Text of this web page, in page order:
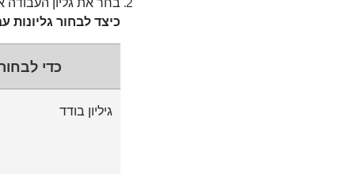
כיצד לבחור גליונות
כדי
גיליון בודד